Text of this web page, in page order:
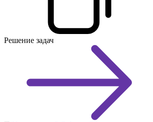
Решение задач